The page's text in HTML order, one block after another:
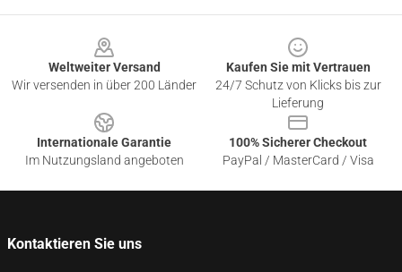
Weltweiter Versand
Wir versenden in über 200 Länder
Kaufen Sie mit Vertrauen
24/7 Schutz von Klicks bis zur
Lieferung
Internationale Garantie
Im Nutzungsland angeboten
100% Sicherer Checkout
PayPal / MasterCard / Visa
Kontaktieren Sie uns